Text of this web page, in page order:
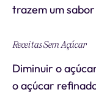
trazem um
Receitas Sem Açúcar
Diminuir o
o açúcar